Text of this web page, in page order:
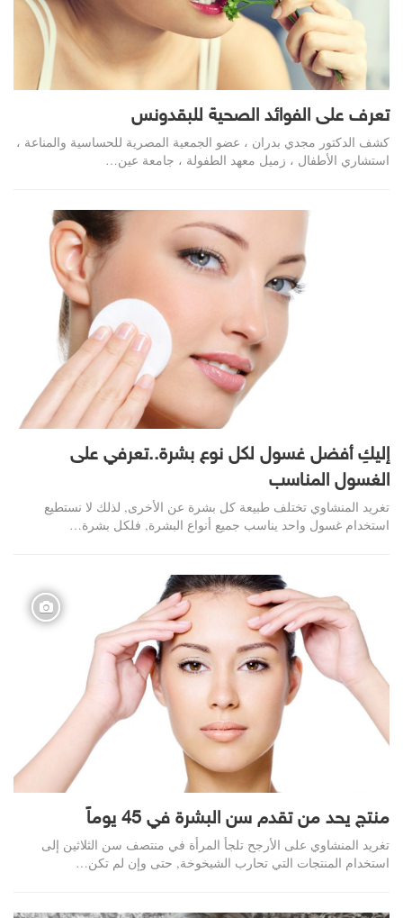
تعرف على الفوائد الصحية للبقدونس
كشف الدكتور مجدي بدران ، عضو الجمعية المصرية للحساسية والمناعة ،
استشاري الأطفال ، زميل معهد الطفولة ، جامعة عين…
إليكِ أفضل غسول لكل نوع بشرة..تعرفي على
الغسول المناسب
تغريد المنشاوي تختلف طبيعة كل بشرة عن الأخرى, لذلك لا نستطيع
استخدام غسول واحد يناسب جميع أنواع البشرة, فلكل بشرة…
منتج يحد من تقدم سن البشرة في 45 يوماً
تغريد المنشاوي على الأرجح تلجأ المرأة في منتصف سن الثلاثين إلى
استخدام المنتجات التي تحارب الشيخوخة, حتى وإن لم تكن…